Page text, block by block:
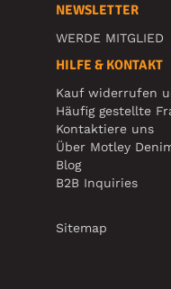
NEWSLETTER
WERDE MITGLIED
HILFE & KONTAKT
Kauf widerrufen
Häufig gestellte
Kontaktiere uns
Über Motley
Blog
B2B Inquiries
Sitemap